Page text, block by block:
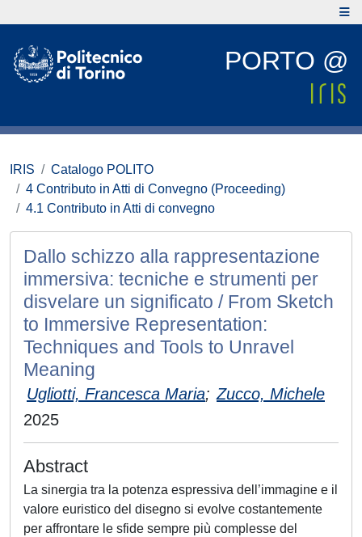
PORTO @
IRIS
Catalogo POLITO
4 Contributo in Atti di Convegno (Proceeding)
4.1 Contributo in Atti di convegno
Dallo schizzo alla rappresentazione
immersiva: tecniche e strumenti per
disvelare un significato / From Sketch
to Immersive Representation:
Techniques and Tools to Unravel
Meaning
Ugliotti, Francesca Maria; Zucco, Michele
2025
Abstract
La sinergia tra la potenza espressiva dell’immagine e il
valore euristico del disegno si evolve costantemente
per affrontare le sfide sempre più complesse del